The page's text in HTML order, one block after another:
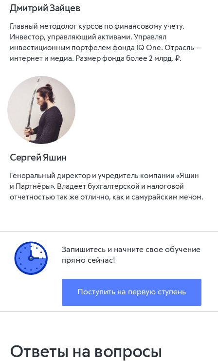
Дмитрий Зайцев
Главный методолог курсов по финансовому учету.
Инвестор, управляющий активами. Управлял
инвестиционным портфелем фонда IQ One. Отрасль —
интернет и медиа. Размер фонда более 2 млрд. ₽.
Сергей Яшин
Генеральный директор и учредитель компании «Яшин
и Партнёры». Владеет бухгалтерской и налоговой
отчетностью так же отлично, как и самурайским мечом.
Запишитесь и начните свое обучение
прямо сейчас!
Поступить на первую ступень
Ответы на вопросы